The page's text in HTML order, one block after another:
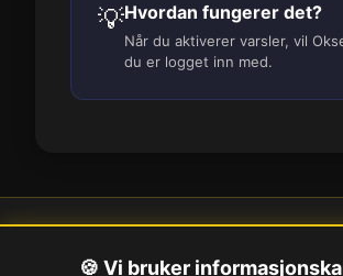
💡Hvordan fungerer det?
Når du aktiverer varsler, vil
du er logget inn med.
🍪 Vi bruker